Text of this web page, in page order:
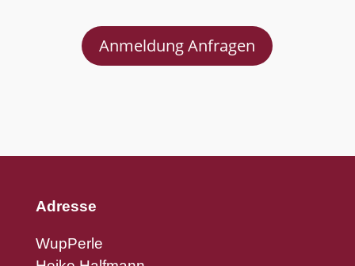
Anmeldung Anfragen
Adresse
WupPerle